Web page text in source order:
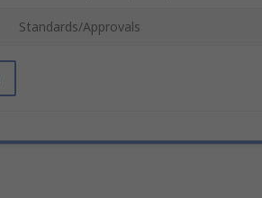
Standards/Approvals